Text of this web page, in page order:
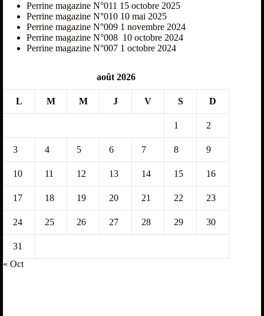
Perrine magazine N°011 15 octobre 2025
Perrine magazine N°010 10 mai 2025
Perrine magazine N°009 1 novembre 2024
Perrine magazine N°008 10 octobre 2024
Perrine magazine N°007 1 octobre 2024
août 2026
L M M J V S D
1 2
3 4 5 6 7 8 9
10 11 12 13 14 15 16
17 18 19 20 21 22 23
24 25 26 27 28 29 30
31
« Oct